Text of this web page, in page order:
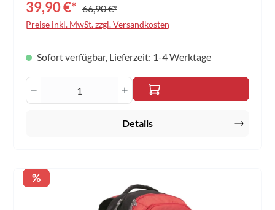
39,90 €* 66,90 €*
Preise inkl. MwSt. zzgl. Versandkosten
Sofort verfügbar, Lieferzeit: 1-4 Werktage
Produkt Anzahl: Gib den gewünschten
Details
Rabatt
%